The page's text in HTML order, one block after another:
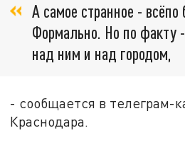
А самое странное - всёпо
Формально. Но по факту
над ним и над городом,
- сообщается в телеграм-
Краснодара.